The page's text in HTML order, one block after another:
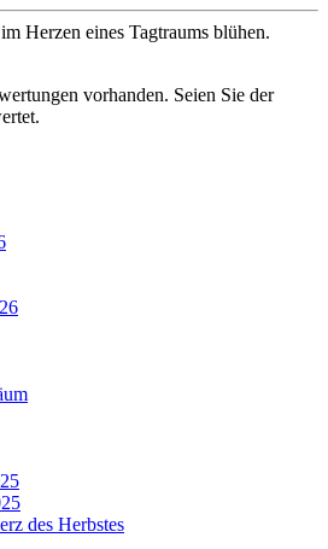
Herzen eines Tagtraums blühen.
vorhanden. Seien Sie der
des Herbstes